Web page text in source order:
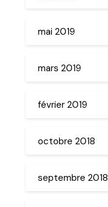
mai 2019
mars 2019
février 2019
octobre 2018
septembre 2018